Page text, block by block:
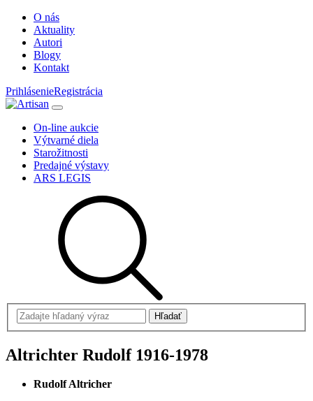
O nás
Aktuality
Autori
Blogy
Kontakt
PrihlásenieRegistrácia
On-line aukcie
Výtvarné diela
Starožitnosti
Predajné výstavy
ARS LEGIS
Altrichter Rudolf 1916-1978
Rudolf Altricher